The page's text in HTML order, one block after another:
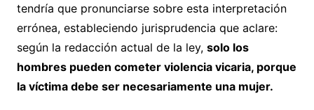
tendría que pronunciarse sobre esta interpretación
errónea, estableciendo jurisprudencia que aclare:
según la redacción actual de la ley, solo los
hombres pueden cometer violencia vicaria, porque
la víctima debe ser necesariamente una mujer.